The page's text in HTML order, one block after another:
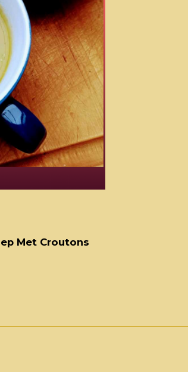
Met Croutons